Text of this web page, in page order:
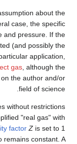
about the
case, the specific
and pressure. If the
(and possibly the
application,
gas, although the
the author and/or
field of science.
without restrictions
"real gas" with
factor Z is set to 1
remains constant. A